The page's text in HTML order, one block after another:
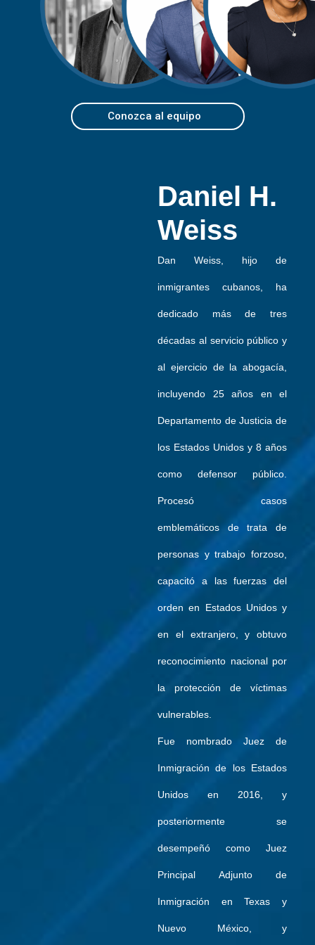
Roy PettyAnthony
Conozca al equipo
Daniel H.
Weiss
Dan Weiss, hijo de
inmigrantes cubanos, ha
dedicado más de tres
décadas al servicio público y
al ejercicio de la abogacía,
incluyendo 25 años en el
Departamento de Justicia de
los Estados Unidos y 8 años
como defensor público.
Procesó casos
emblemáticos de trata de
personas y trabajo forzoso,
capacitó a las fuerzas del
orden en Estados Unidos y
en el extranjero, y obtuvo
reconocimiento nacional por
la protección de víctimas
vulnerables.
Fue nombrado Juez de
Inmigración de los Estados
Unidos en 2016, y
posteriormente se
desempeñó como Juez
Principal Adjunto de
Inmigración en Texas y
Nuevo México, y